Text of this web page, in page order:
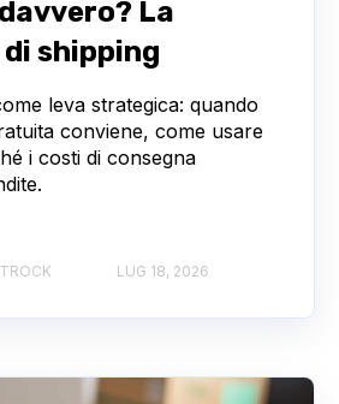
La
shipping
leva strategica: quando
conviene, come usare
i costi di consegna
LUG 18, 2026